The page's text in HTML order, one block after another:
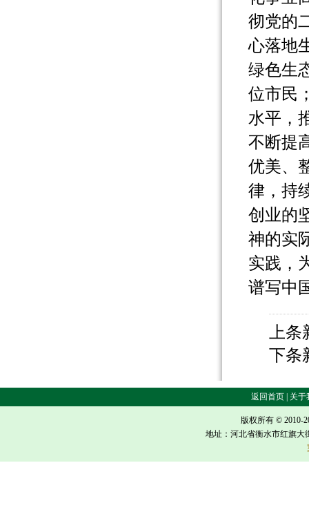
彻党的
心落地
绿色生
位市民
水平，
不断提
优美、
律，持
创业的
神的实
实践，
谱写中
上
下条
返回首页 | 关于
版权所有 © 2010-
地址：河北省衡水市红旗大